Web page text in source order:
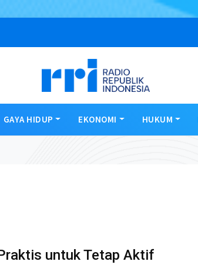
GAYA HIDUP EKONOMI HUKUM
untuk Tetap Aktif